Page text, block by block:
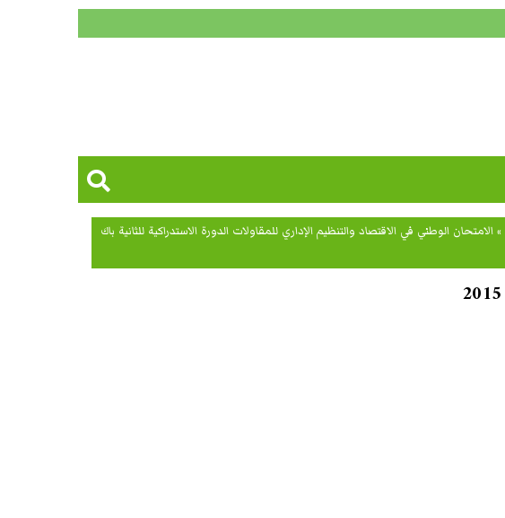
» الامتحان الوطني في الاقتصاد والتنظيم الإداري للمقاولات الدورة الاستدراكية للثانية باك